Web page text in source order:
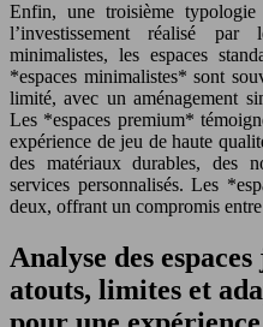
Enfin, une troisième
l’investissement réalisé
minimalistes, les espaces
*espaces minimalistes* sont
limité, avec un aménagement
Les *espaces premium*
expérience de jeu de haute
des matériaux durables, des
services personnalisés. Les
deux, offrant un compromis
Analyse des
atouts, limites et